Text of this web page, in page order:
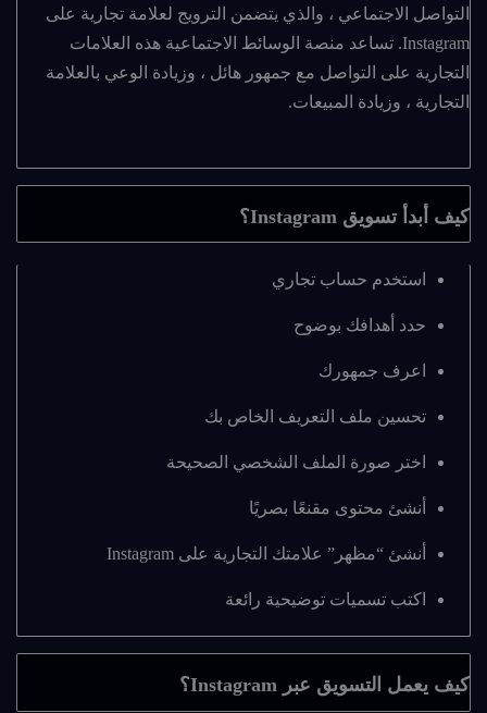
التواصل الاجتماعي ، والذي يتضمن الترويج لعلامة تجارية على
Instagram. تساعد منصة الوسائط الاجتماعية هذه العلامات
التجارية على التواصل مع جمهور هائل ، وزيادة الوعي بالعلامة
التجارية ، وزيادة المبيعات.
كيف أبدأ تسويق Instagram؟
استخدم حساب تجاري
حدد أهدافك بوضوح
اعرف جمهورك
تحسين ملف التعريف الخاص بك
اختر صورة الملف الشخصي الصحيحة
أنشئ محتوى مقنعًا بصريًا
أنشئ “مظهر” علامتك التجارية على Instagram
اكتب تسميات توضيحية رائعة
كيف يعمل التسويق عبر Instagram؟